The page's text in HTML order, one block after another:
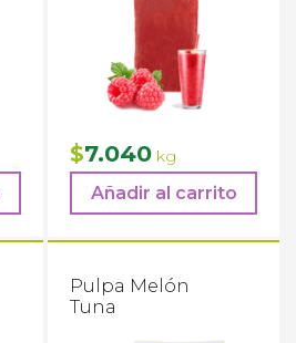
$7.040kg
Añadir al carrito
Pulpa Melón
Tuna